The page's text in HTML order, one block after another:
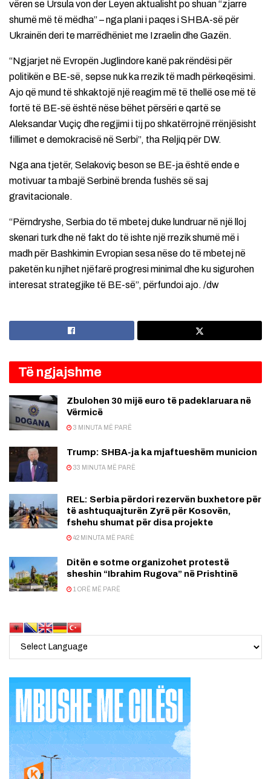
vëren se Ursula von der Leyen aktualisht po shuan “zjarre
shumë më të mëdha” – nga plani i paqes i SHBA-së për
Ukrainën deri te marrëdhëniet me Izraelin dhe Gazën.
“Ngjarjet në Evropën Juglindore kanë pak rëndësi për
politikën e BE-së, sepse nuk ka rrezik të madh përkeqësimi.
Ajo që mund të shkaktojë një reagim më të thellë ose më të
fortë të BE-së është nëse bëhet përsëri e qartë se
Aleksandar Vuçiç dhe regjimi i tij po shkatërrojnë rrënjësisht
fillimet e demokracisë në Serbi”, tha Reljiq për DW.
Nga ana tjetër, Selakoviç beson se BE-ja është ende e
motivuar ta mbajë Serbinë brenda fushës së saj
gravitacionale.
“Përndryshe, Serbia do të mbetej duke lundruar në një lloj
skenari turk dhe në fakt do të ishte një rrezik shumë më i
madh për Bashkimin Evropian sesa nëse do të mbetej në
paketën ku njihet njëfarë progresi minimal dhe ku sigurohen
interesat strategjike të BE-së”, përfundoi ajo. /dw
Të ngjajshme
Zbulohen 30 mijë euro të padeklaruara në
Vërmicë
3 MINUTA MË PARË
Trump: SHBA-ja ka mjaftueshëm municion
33 MINUTA MË PARË
REL: Serbia përdori rezervën buxhetore për
të ashtuquajturën Zyrë për Kosovën,
fshehu shumat për disa projekte
42 MINUTA MË PARË
Ditën e sotme organizohet protestë
sheshin “Ibrahim Rugova” në Prishtinë
1 ORË MË PARË